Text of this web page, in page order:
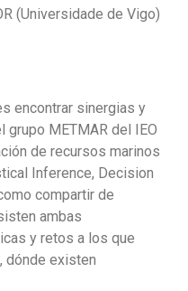
(Universidade de Vigo)
encontrar sinergias y
METMAR del IEO
de recursos marinos
Inference, Decision
compartir de
ambas
y retos a los que
dónde existen